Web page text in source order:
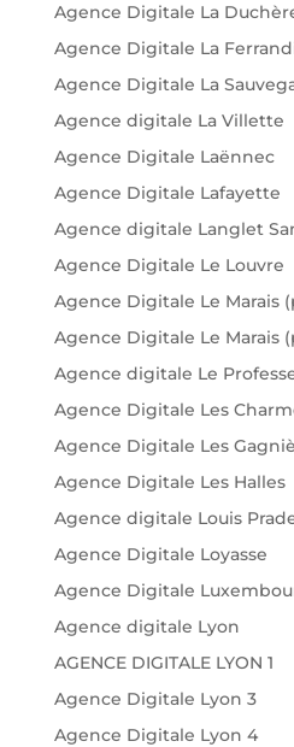
Agence Digitale La
Agence Digitale La
Agence Digitale La
Agence digitale La Villette
Agence Digitale Laënnec
Agence Digitale Lafayette
Agence digitale Langlet
Agence Digitale Le Louvre
Agence Digitale Le Marais
Agence Digitale Le Marais
Agence digitale Le
Agence Digitale Les
Agence Digitale Les
Agence Digitale Les Halles
Agence digitale Louis
Agence Digitale Loyasse
Agence Digitale
Agence digitale Lyon
AGENCE DIGITALE LYON 1
Agence Digitale Lyon 3
Agence Digitale Lyon 4